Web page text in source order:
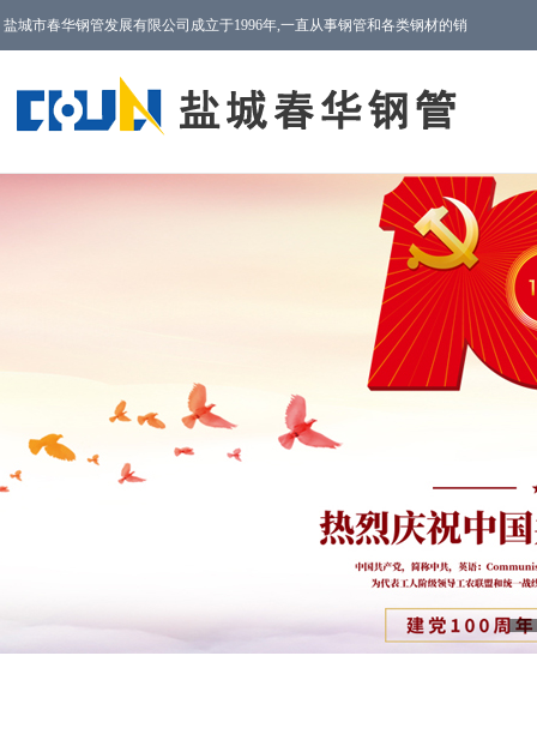
盐城市春华钢管发展有限公司成立于1996年,一直从事钢管和各类钢材的销